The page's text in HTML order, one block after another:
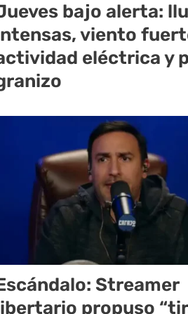
bajo alerta:
viento
eléctrica y
Streamer
propuso